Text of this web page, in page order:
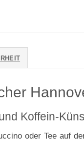
Koffein-
oder Tee auf